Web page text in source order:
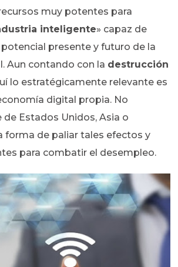
muy potentes para
inteligente» capaz de
presente y futuro de la
Aun contando con la destrucción
lo estratégicamente relevante es
digital propia. No
Estados Unidos, Asia o
forma de paliar tales efectos y
para combatir el desempleo.